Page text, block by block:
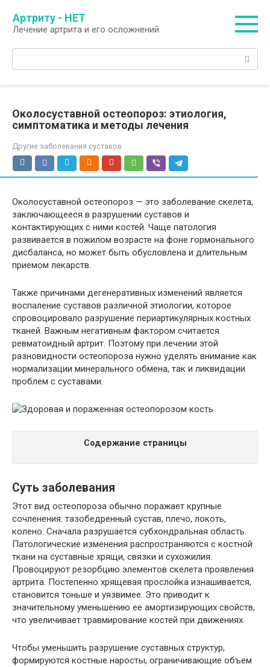
контенту
Артриту - НЕТ
Лечение артрита и его осложнений
Околосуставной остеопороз: этиология,
симптоматика и методы лечения
Другие заболевания суставов
Околосуставной остеопороз — это заболевание скелета,
заключающееся в разрушении суставов и
контактирующих с ними костей. Чаще патология
развивается в пожилом возрасте на фоне гормонального
дисбаланса, но может быть обусловлена и длительным
приемом лекарств.
Также причинами дегенеративных изменений является
воспаление суставов различной этиологии, которое
спровоцировало разрушение периартикулярных костных
тканей. Важным негативным фактором считается
ревматоидный артрит. Поэтому при лечении этой
разновидности остеопороза нужно уделять внимание как
нормализации минерального обмена, так и ликвидации
проблем с суставами.
Содержание страницы
Суть заболевания
Этот вид остеопороза обычно поражает крупные
сочленения: тазобедренный сустав, плечо, локоть,
колено. Сначала разрушается субхондральная область.
Патологические изменения распространяются с костной
ткани на суставные хрящи, связки и сухожилия.
Провоцируют резорбцию элементов скелета проявления
артрита. Постепенно хрящевая прослойка изнашивается,
становится тоньше и уязвимее. Это приводит к
значительному уменьшению ее амортизирующих свойств,
что увеличивает травмирование костей при движениях.
Чтобы уменьшить разрушение суставных структур,
формируются костные наросты, ограничивающие объем